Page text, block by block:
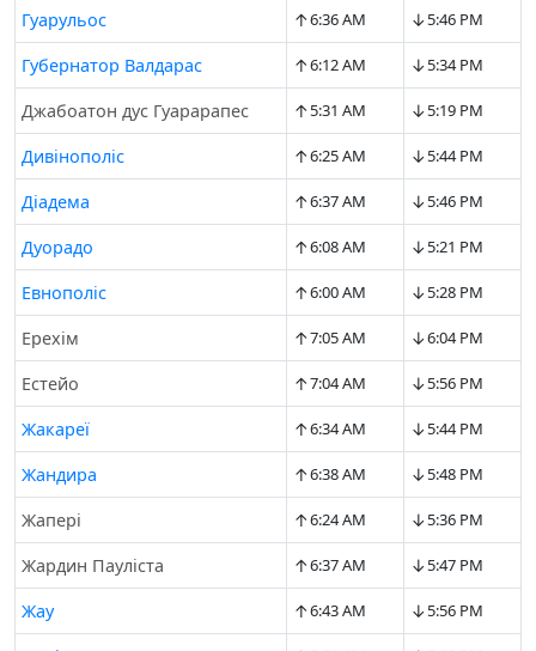
Гуарульос ↑6:36 AM ↓5:46 PM
Губернатор Валдарас ↑6:12 AM ↓5:34 PM
Джабоатон дус Гуарарапес ↑5:31 AM ↓5:19 PM
Дивінополіс ↑6:25 AM ↓5:44 PM
Діадема ↑6:37 AM ↓5:46 PM
Дуорадо ↑6:08 AM ↓5:21 PM
Евнополіс ↑6:00 AM ↓5:28 PM
Ерехім ↑7:05 AM ↓6:04 PM
Естейо ↑7:04 AM ↓5:56 PM
Жакареї ↑6:34 AM ↓5:44 PM
Жандира ↑6:38 AM ↓5:48 PM
Жапері ↑6:24 AM ↓5:36 PM
Жардин Пауліста ↑6:37 AM ↓5:47 PM
Жау ↑6:43 AM ↓5:56 PM